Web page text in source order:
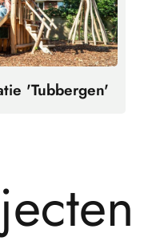
'Tubbergen'
jecten